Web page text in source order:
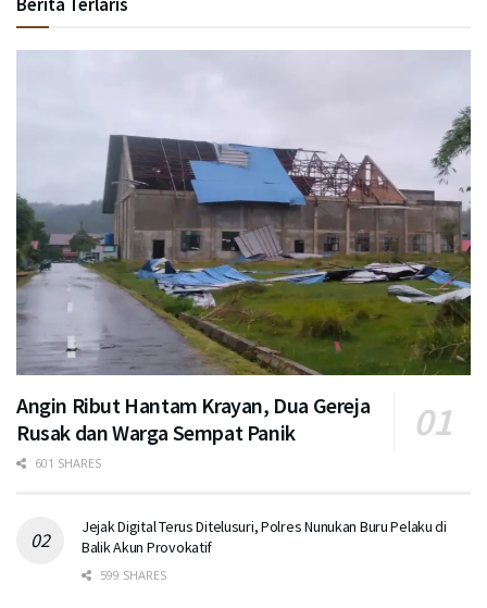
Angin Ribut Hantam Krayan, Dua Gereja
Rusak dan Warga Sempat Panik
601 SHARES
Jejak Digital Terus Ditelusuri, Polres Nunukan Buru Pelaku di
Balik Akun Provokatif
599 SHARES